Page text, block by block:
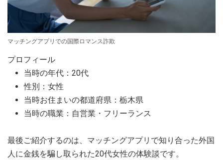
マッチングアプリでの国際ロマンス詐欺
プロフィール
当時の年代：20代
性別：女性
当時お住まいの都道府県：栃木県
当時の職業：自営業・フリーランス
最後ご紹介するのは、マッチングアプリで知り合った外国
人に金銭を騙し取られた20代女性の体験談です。